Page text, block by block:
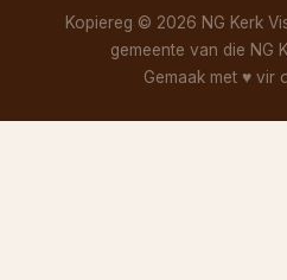
Kopiereg © 2026 NG Kerk
gemeente van die NG
Gemaak met ♥ vir